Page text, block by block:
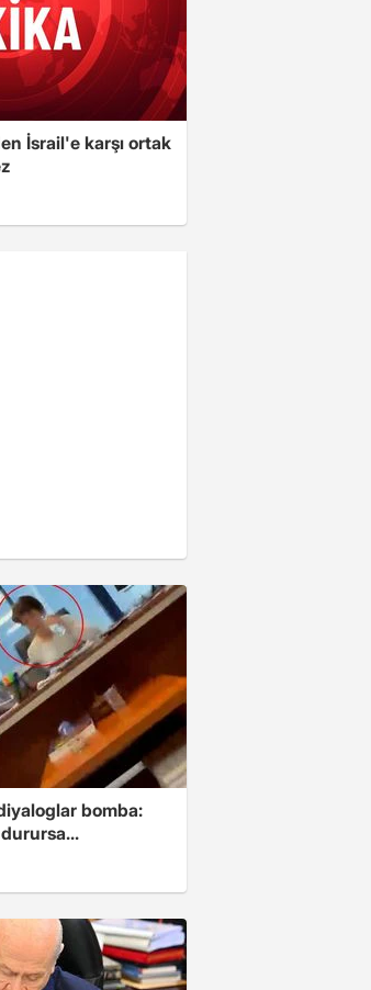
İsrail'e karşı ortak
bomba:
durursa...